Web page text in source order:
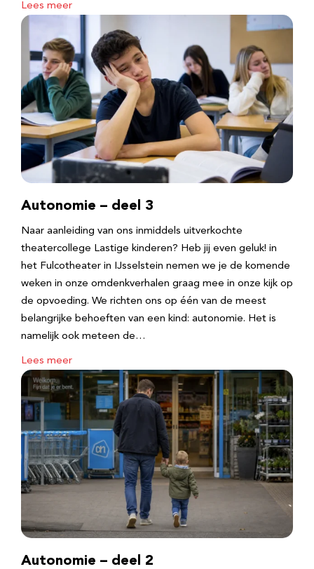
Lees meer
Autonomie – deel 3
Naar aanleiding van ons inmiddels uitverkochte
theatercollege Lastige kinderen? Heb jij even geluk! in
het Fulcotheater in IJsselstein nemen we je de komende
weken in onze omdenkverhalen graag mee in onze kijk op
de opvoeding. We richten ons op één van de meest
belangrijke behoeften van een kind: autonomie. Het is
namelijk ook meteen de…
Lees meer
Autonomie – deel 2